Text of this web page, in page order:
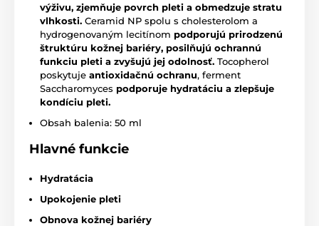
výživu, zjemňuje povrch pleti a obmedzuje stratu
vlhkosti. Ceramid NP spolu s cholesterolom a
hydrogenovaným lecitínom podporujú prirodzenú
štruktúru kožnej bariéry, posilňujú ochrannú
funkciu pleti a zvyšujú jej odolnosť. Tocopherol
poskytuje antioxidačnú ochranu, ferment
Saccharomyces podporuje hydratáciu a zlepšuje
kondíciu pleti.
Obsah balenia: 50 ml
Hlavné funkcie
Hydratácia
Upokojenie pleti
Obnova kožnej bariéry